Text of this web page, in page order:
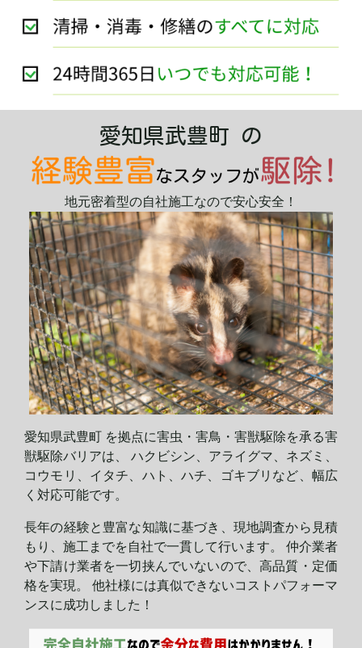
愛知県武豊町 の
地元密着型の自社施工なので安心安全！
愛知県武豊町 を拠点に害虫・害鳥・害獣駆除を承る害
獣駆除バリアは、 ハクビシン、アライグマ、ネズミ、
コウモリ、イタチ、ハト、ハチ、ゴキブリなど、幅広
く対応可能です。
長年の経験と豊富な知識に基づき、現地調査から見積
もり、施工までを自社で一貫して行います。 仲介業者
や下請け業者を一切挟んでいないので、高品質・定価
格を実現。 他社様には真似できないコストパフォーマ
ンスに 成功しました！